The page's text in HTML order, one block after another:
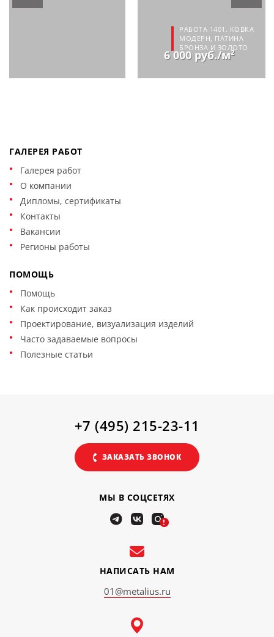
РАБОТА 1401. КОВКА
МОДЕРН, ПАТИНА
БРОНЗА И ЗОЛОТО
6 000 руб./м²
ГАЛЕРЕЯ РАБОТ
Галерея работ
О компании
Дипломы, сертификаты
Контакты
Вакансии
Регионы работы
ПОМОЩЬ
Помощь
Как происходит заказ
Проектирование, визуализация изделий
Часто задаваемые вопросы
Полезные статьи
НАПИСАТЬ НАМ
01@metalius.ru
МЫ В СОЦСЕТЯХ
!
+7 (495) 215-23-11
ЗАКАЗАТЬ ЗВОНОК